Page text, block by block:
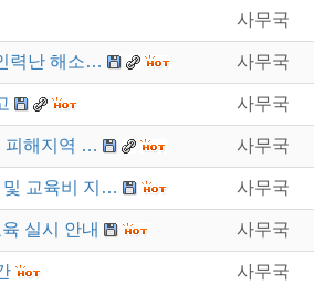
사무국
력난 해소… 사무국
사무국
피해지역 … 사무국
및 교육비 지… 사무국
실시 안내 사무국
사무국